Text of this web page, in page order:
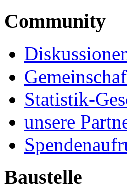
Community
Statistik-
unsere
Baustelle